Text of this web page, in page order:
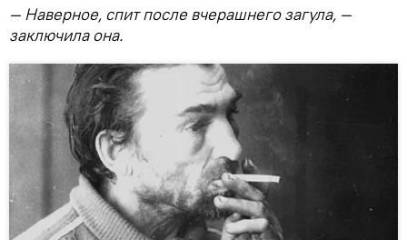
— Наверное, спит после вчерашнего загула, —
заключила она.